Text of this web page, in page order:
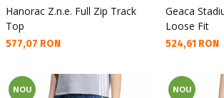
Hanorac Z.n.e. Full Zip Track
Top
Текуща цена:
577,07 RON
Geaca
Loose Fit
Текуща цена:
524,61 RON
NOU NOU